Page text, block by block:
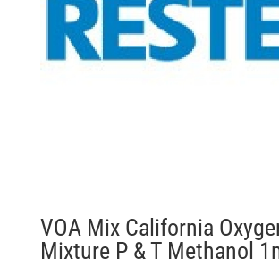
VOA Mix California
Mixture P & T Methanol